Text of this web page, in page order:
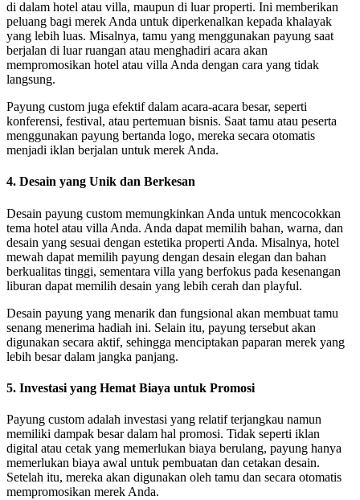
di dalam hotel atau villa, maupun di luar properti. Ini memberikan
peluang bagi merek Anda untuk diperkenalkan kepada khalayak
yang lebih luas. Misalnya, tamu yang menggunakan payung saat
berjalan di luar ruangan atau menghadiri acara akan
mempromosikan hotel atau villa Anda dengan cara yang tidak
langsung.
Payung custom juga efektif dalam acara-acara besar, seperti
konferensi, festival, atau pertemuan bisnis. Saat tamu atau peserta
menggunakan payung bertanda logo, mereka secara otomatis
menjadi iklan berjalan untuk merek Anda.
4. Desain yang Unik dan Berkesan
Desain payung custom memungkinkan Anda untuk mencocokkan
tema hotel atau villa Anda. Anda dapat memilih bahan, warna, dan
desain yang sesuai dengan estetika properti Anda. Misalnya, hotel
mewah dapat memilih payung dengan desain elegan dan bahan
berkualitas tinggi, sementara villa yang berfokus pada kesenangan
liburan dapat memilih desain yang lebih cerah dan playful.
Desain payung yang menarik dan fungsional akan membuat tamu
senang menerima hadiah ini. Selain itu, payung tersebut akan
digunakan secara aktif, sehingga menciptakan paparan merek yang
lebih besar dalam jangka panjang.
5. Investasi yang Hemat Biaya untuk Promosi
Payung custom adalah investasi yang relatif terjangkau namun
memiliki dampak besar dalam hal promosi. Tidak seperti iklan
digital atau cetak yang memerlukan biaya berulang, payung hanya
memerlukan biaya awal untuk pembuatan dan cetakan desain.
Setelah itu, mereka akan digunakan oleh tamu dan secara otomatis
mempromosikan merek Anda.